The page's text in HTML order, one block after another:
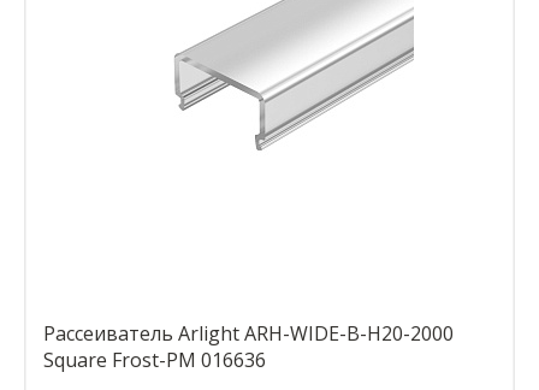
Рассеиватель Arlight ARH-WIDE-B-H20-2000
Square Frost-PM 016636